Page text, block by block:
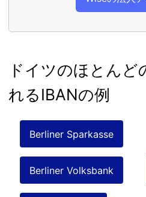
ドイツのほとんど
れるIBANの例
Berliner Sparkasse
Berliner Volksbank